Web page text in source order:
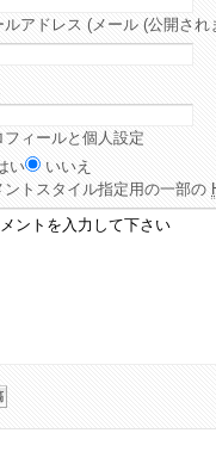
ルアドレス (メール (公開され
フィールと個人設定
い
いいえ
ント スタイル指定用の一部の